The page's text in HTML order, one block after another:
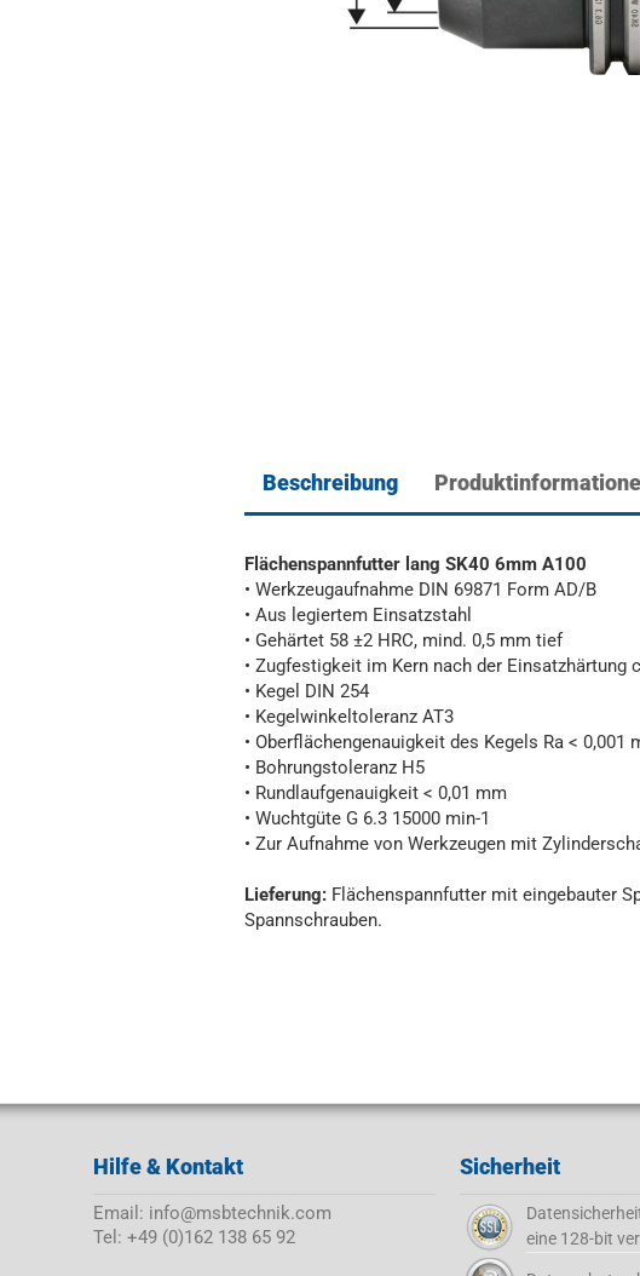
Beschreibung
Flächenspannfutter lang SK40 6mm A100
• Werkzeugaufnahme DIN 69871 Form AD/B
• Aus legiertem Einsatzstahl
• Gehärtet 58 ±2 HRC, mind. 0,5 mm tief
• Zugfestigkeit im Kern nach der Einsatzhärtung
• Kegel DIN 254
• Kegelwinkeltoleranz AT3
• Oberflächengenauigkeit des Kegels Ra < 0,001
• Bohrungstoleranz H5
• Rundlaufgenauigkeit < 0,01 mm
• Wuchtgüte G 6.3 15000 min-1
• Zur Aufnahme von Werkzeugen mit
Lieferung: Flächenspannfutter mit eingebauter
Spannschrauben.
Hilfe & Kontakt
Email: info@msbtechnik.com
Tel: +49 (0)162 138 65 92
Sicherheit
eine 128-bit